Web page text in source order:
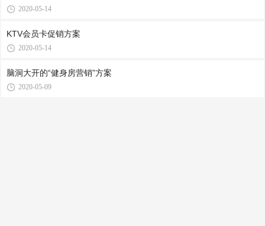
2020-05-14
KTV会员卡促销方案
2020-05-14
脑洞大开的“健身房营销”方案
2020-05-09